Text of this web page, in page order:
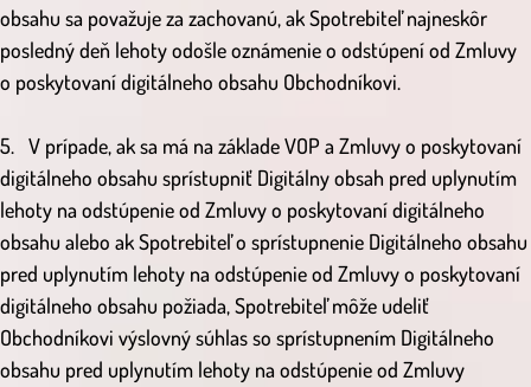
obsahu sa považuje za zachovanú, ak Spotrebiteľ najneskôr
posledný deň lehoty odošle oznámenie o odstúpení od Zmluvy
o poskytovaní digitálneho obsahu Obchodníkovi.
5. V prípade, ak sa má na základe VOP a Zmluvy o poskytovaní
digitálneho obsahu sprístupniť Digitálny obsah pred uplynutím
lehoty na odstúpenie od Zmluvy o poskytovaní digitálneho
obsahu alebo ak Spotrebiteľ o sprístupnenie Digitálneho obsahu
pred uplynutím lehoty na odstúpenie od Zmluvy o poskytovaní
digitálneho obsahu požiada, Spotrebiteľ môže udeliť
Obchodníkovi výslovný súhlas so sprístupnením Digitálneho
obsahu pred uplynutím lehoty na odstúpenie od Zmluvy